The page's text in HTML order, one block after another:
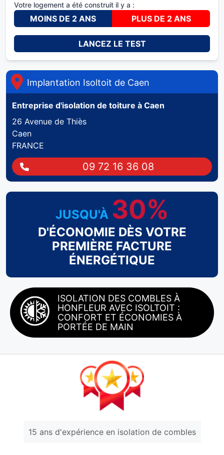
Votre logement a été construit il y a :
MOINS DE 2 ANS PLUS DE 2 ANS
LANCEZ LE TEST
Implantation Isoltoit de Caen
Entreprise d'isolation de toiture à Caen
26 Avenue de Thiès
Caen
FRANCE
09 72 16 36 08
JUSQU'À 30%
D'ÉCONOMIE DÈS VOTRE
PREMIÈRE FACTURE
ÉNERGÉTIQUE
ISOLATION DES COMBLES À
HONFLEUR AVEC ISOLTOIT :
CONFORT ET ÉCONOMIES À
PORTÉE DE MAIN
15 ans d'expérience en isolation de combles